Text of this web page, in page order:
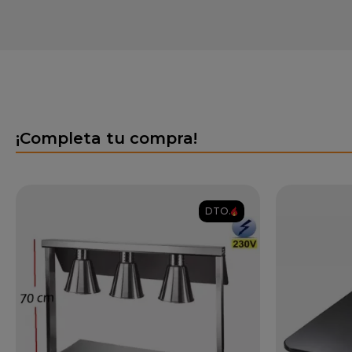
¡Completa tu compra!
DTO.